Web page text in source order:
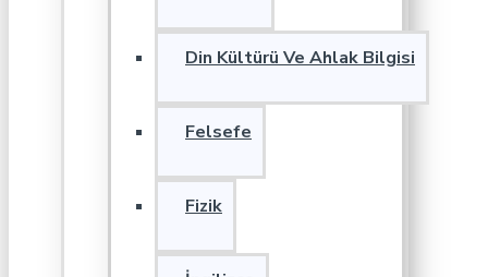
Din Kültürü Ve Ahlak Bilgisi
Felsefe
Fizik